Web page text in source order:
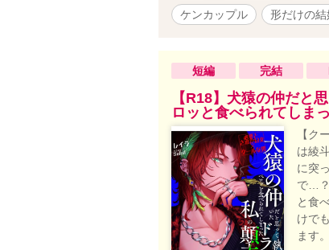
ケンカップル
形だけの結
短編 完結
【R18】犬猿の仲だと
ロッと食べられてしま
【ク
は綾
に突
で…
と食
けで
ます。